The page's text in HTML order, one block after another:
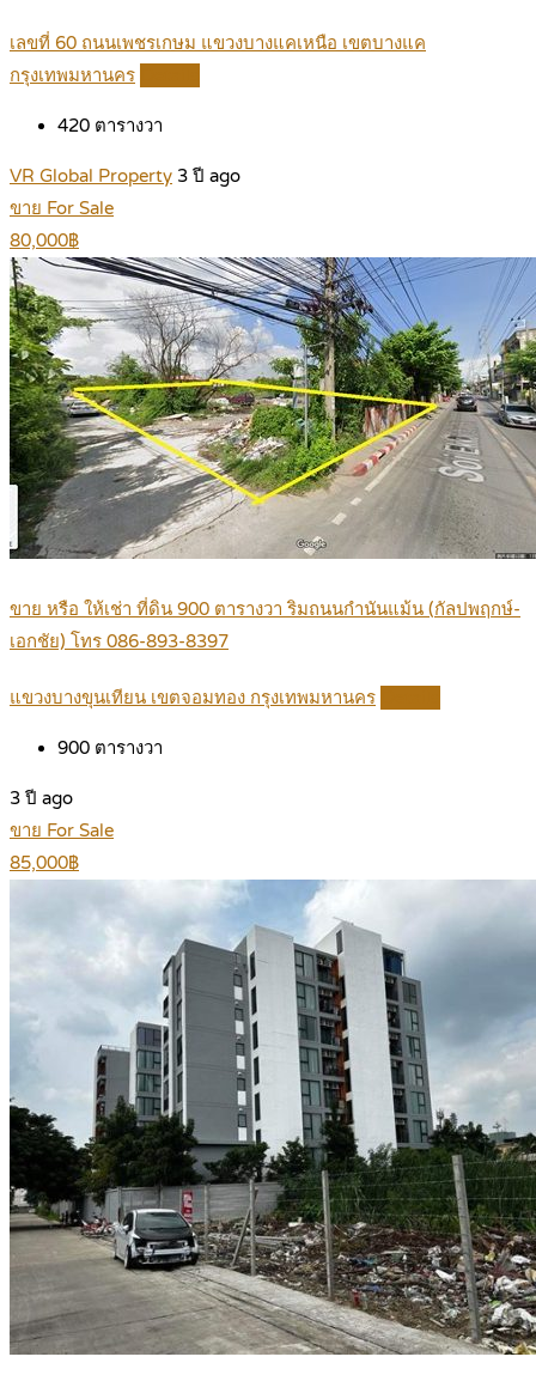
เลขที่ 60 ถนนเพชรเกษม แขวงบางแคเหนือ เขตบางแค
กรุงเทพมหานคร
420 ตารางวา
VR Global Property 3 ปี ago
ขาย For Sale
80,000฿
ขาย หรือ ให้เช่า ที่ดิน 900 ตารางวา ริมถนนกำนันแม้น (กัลปพฤกษ์-
เอกชัย) โทร 086-893-8397
แขวงบางขุนเทียน เขตจอมทอง กรุงเทพมหานคร
900 ตารางวา
3 ปี ago
ขาย For Sale
85,000฿